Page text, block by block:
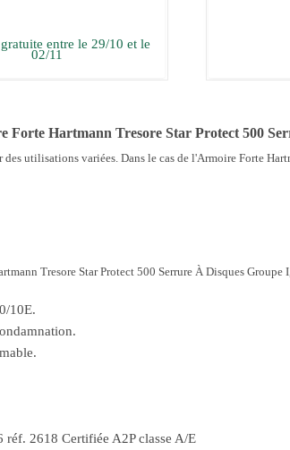
entre le 29/10 et le
02/11
Forte Hartmann Tresore Star Protect 500
utilisations variées. Dans le cas de l'Armoire Forte
Tresore Star Protect 500 Serrure À Disques
10E.
2618 Certifiée A2P classe A/E